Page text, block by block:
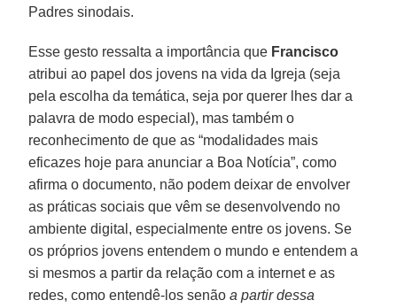
Padres sinodais.
Esse gesto ressalta a importância que Francisco
atribui ao papel dos jovens na vida da Igreja (seja
pela escolha da temática, seja por querer lhes dar a
palavra de modo especial), mas também o
reconhecimento de que as “modalidades mais
eficazes hoje para anunciar a Boa Notícia”, como
afirma o documento, não podem deixar de envolver
as práticas sociais que vêm se desenvolvendo no
ambiente digital, especialmente entre os jovens. Se
os próprios jovens entendem o mundo e entendem a
si mesmos a partir da relação com a internet e as
redes, como entendê-los senãoa partir dessa